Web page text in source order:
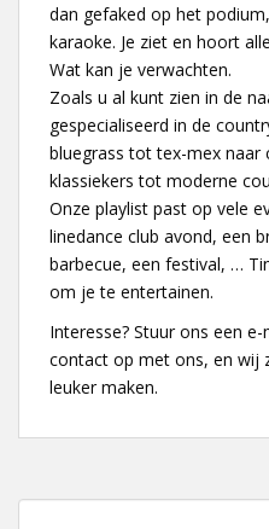
dan gefaked op het
karaoke. Je ziet en hoort
Wat kan je verwachten.
Zoals u al kunt zien in de
gespecialiseerd in de
bluegrass tot tex-mex naar
klassiekers tot moderne
Onze playlist past op vele
linedance club avond, een
barbecue, een festival, …
om je te entertainen.
Interesse? Stuur ons een
contact op met ons, en wij
leuker maken.